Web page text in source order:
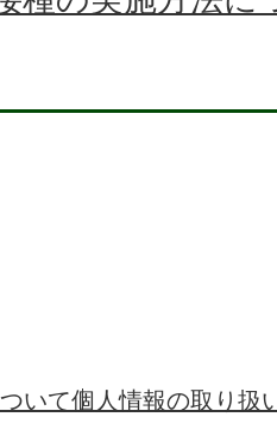
いて個人情報の取り扱